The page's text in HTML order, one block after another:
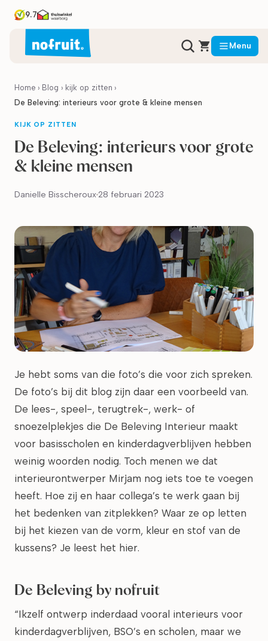
9.7
Menu
Home › Blog › kijk op zitten ›
De Beleving: interieurs voor grote & kleine mensen
KIJK OP ZITTEN
De Beleving: interieurs voor grote
& kleine mensen
Danielle Bisscheroux 28 februari 2023
Je hebt soms van die foto’s die voor zich spreken.
De foto’s bij dit blog zijn daar een voorbeeld van.
De lees-, speel-, terugtrek-, werk- of
snoezelplekjes die De Beleving Interieur maakt
voor basisscholen en kinderdagverblijven hebben
weinig woorden nodig. Toch menen we dat
interieurontwerper Mirjam nog iets toe te voegen
heeft. Hoe zij en haar collega’s te werk gaan bij
het bedenken van zitplekken? Waar ze op letten
bij het kiezen van de vorm, kleur en stof van de
kussens? Je leest het hier.
De Beleving by nofruit
“Ikzelf ontwerp inderdaad vooral interieurs voor
kinderdagverblijven, BSO’s en scholen, maar we